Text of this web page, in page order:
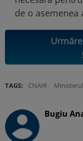
de o asemenea
TAGS: CNAIR
Bugiu